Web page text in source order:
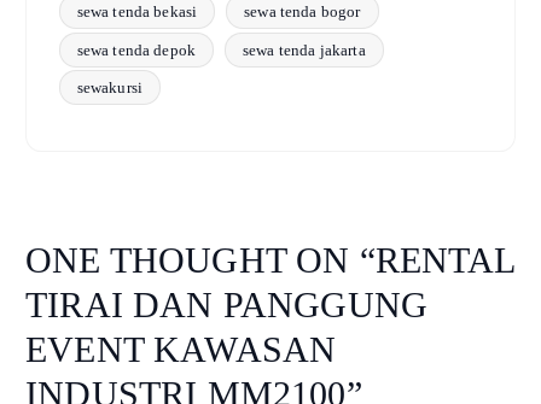
sewa tenda bekasi sewa tenda bogor
sewa tenda depok sewa tenda jakarta
sewakursi
ONE THOUGHT ON “RENTAL
TIRAI DAN PANGGUNG
EVENT KAWASAN
INDUSTRI MM2100”